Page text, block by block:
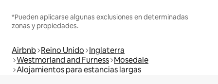
*Pueden aplicarse algunas exclusiones en determinadas
zonas y propiedades.
Airbnb Reino Unido Inglaterra
Westmorland and Furness Mosedale
Alojamientos para estancias largas